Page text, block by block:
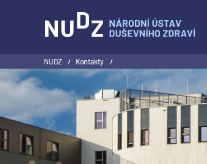
NUDZ / Kontakty /